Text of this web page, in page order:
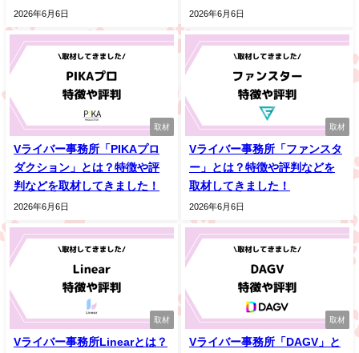
2026年6月6日 2026年6月6日
取材
Vライバー事務所「PIKAプロ
ダクション」とは？特徴や評
判などを取材してきました！
2026年6月6日
取材
Vライバー事務所「ファンスタ
ー」とは？特徴や評判などを
取材してきました！
2026年6月6日
取材
Vライバー事務所Linearとは？
取材
Vライバー事務所「DAGV」と